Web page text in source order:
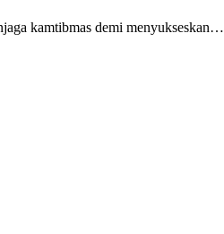
kamtibmas demi menyukseskan…